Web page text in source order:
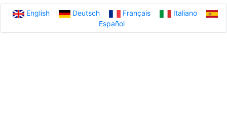
English Deutsch Français
Italiano
Español